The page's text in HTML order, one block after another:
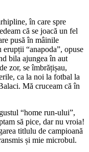
în care spre
că se joacă un fel
pusă în mâinile
“anapoda”, opuse
bila ajungea în aut
zor, se îmbrățișau,
ca la noi la fotbal la
Mă cruceam că în
“home run-ului”,
să pice, dar nu vroia!
titlulu de campioană
și mie microbul.